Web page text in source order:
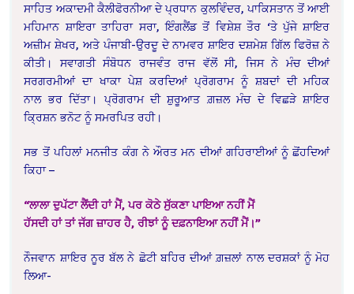
ਸਾਹਿਤ ਅਕਾਦਮੀ ਕੈਲੀਫੋਰਨੀਆ ਦੇ ਪ੍ਰਧਾਨ ਕੁਲਵਿੰਦਰ, ਪਾਕਿਸਤਾਨ ਤੋਂ ਆਈ
ਮਹਿਮਾਨ ਸ਼ਾਇਰਾ ਤਾਹਿਰਾ ਸਰਾ, ਇੰਗਲੈਂਡ ਤੋਂ ਵਿਸ਼ੇਸ਼ ਤੌਰ ‘ਤੇ ਪੁੱਜੇ ਸ਼ਾਇਰ
ਅਜ਼ੀਮ ਸ਼ੇਖਰ, ਅਤੇ ਪੰਜਾਬੀ-ਉਰਦੂ ਦੇ ਨਾਮਵਰ ਸ਼ਾਇਰ ਦਸ਼ਮੇਸ਼ ਗਿੱਲ ਫਿਰੋਜ਼ ਨੇ
ਕੀਤੀ। ਸਵਾਗਤੀ ਸੰਬੋਧਨ ਰਾਜਵੰਤ ਰਾਜ ਵੱਲੋਂ ਸੀ, ਜਿਸ ਨੇ ਮੰਚ ਦੀਆਂ
ਸਰਗਰਮੀਆਂ ਦਾ ਖਾਕਾ ਪੇਸ਼ ਕਰਦਿਆਂ ਪ੍ਰੋਗਰਾਮ ਨੂੰ ਸ਼ਬਦਾਂ ਦੀ ਮਹਿਕ
ਨਾਲ ਭਰ ਦਿੱਤਾ। ਪ੍ਰੋਗਰਾਮ ਦੀ ਸ਼ੁਰੂਆਤ ਗ਼ਜ਼ਲ ਮੰਚ ਦੇ ਵਿਛੜੇ ਸ਼ਾਇਰ
ਕ੍ਰਿਸ਼ਨ ਭਨੋਟ ਨੂੰ ਸਮਰਪਿਤ ਰਹੀ।
ਸਭ ਤੋਂ ਪਹਿਲਾਂ ਮਨਜੀਤ ਕੰਗ ਨੇ ਔਰਤ ਮਨ ਦੀਆਂ ਗਹਿਰਾਈਆਂ ਨੂੰ ਛੋਂਹਦਿਆਂ
ਕਿਹਾ –
“ਲਾਲਾ ਦੁਪੱਟਾ ਲੈਂਦੀ ਹਾਂ ਮੈਂ, ਪਰ ਕੋਠੇ ਸੁੱਕਣਾ ਪਾਇਆ ਨਹੀਂ ਮੈਂ
ਹੱਸਦੀ ਹਾਂ ਤਾਂ ਜੱਗ ਜ਼ਾਹਰ ਹੈ, ਰੀਝਾਂ ਨੂੰ ਦਫ਼ਨਾਇਆ ਨਹੀਂ ਮੈਂ।”
ਨੌਜਵਾਨ ਸ਼ਾਇਰ ਨੂਰ ਬੱਲ ਨੇ ਛੋਟੀ ਬਹਿਰ ਦੀਆਂ ਗ਼ਜ਼ਲਾਂ ਨਾਲ ਦਰਸ਼ਕਾਂ ਨੂੰ ਮੋਹ
ਲਿਆ-